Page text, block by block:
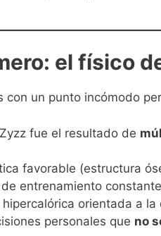
el físico
con un punto incómodo
fue el resultado de
favorable (estructura
entrenamiento constante
orientada a la
personales que no